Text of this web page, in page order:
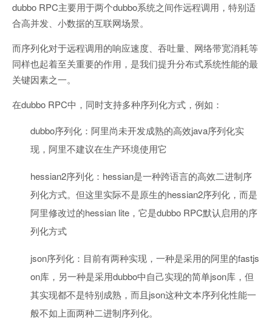
dubbo RPC主要用于两个dubbo系统之间作远程调用，特别适
合高并发、小数据的互联网场景。
而序列化对于远程调用的响应速度、吞吐量、网络带宽消耗等
同样也起着至关重要的作用，是我们提升分布式系统性能的最
关键因素之一。
在dubbo RPC中，同时支持多种序列化方式，例如：
dubbo序列化：阿里尚未开发成熟的高效java序列化实
现，阿里不建议在生产环境使用它
hessian2序列化：hessian是一种跨语言的高效二进制序
列化方式。但这里实际不是原生的hessian2序列化，而是
阿里修改过的hessian lite，它是dubbo RPC默认启用的序
列化方式
json序列化：目前有两种实现，一种是采用的阿里的fastjs
on库，另一种是采用dubbo中自己实现的简单json库，但
其实现都不是特别成熟，而且json这种文本序列化性能一
般不如上面两种二进制序列化。